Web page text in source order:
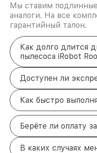
Мы ставим
аналоги. На все
гарантийный талон.
Как долго длится
пылесоса iRobot
Доступен ли
Как быстро
Берёте ли оплату
В каких случаях